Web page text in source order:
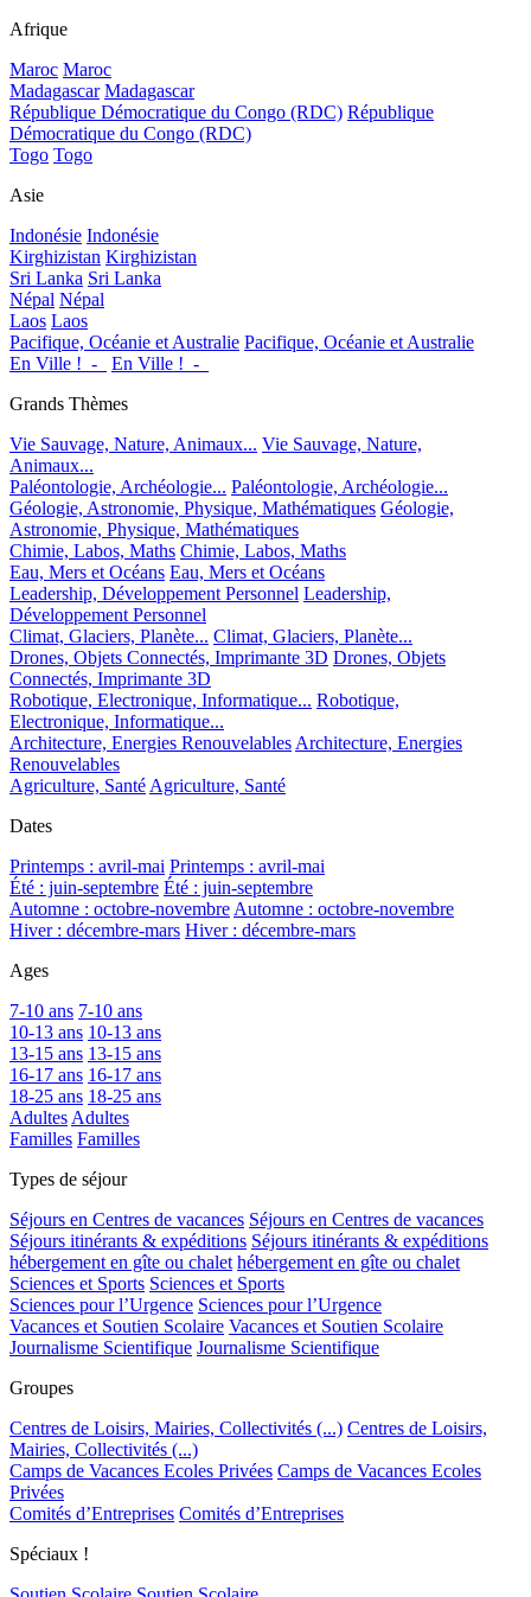
Afrique
Maroc Maroc
Madagascar Madagascar
République Démocratique du Congo (RDC) République
Démocratique du Congo (RDC)
Togo Togo
Asie
Indonésie Indonésie
Kirghizistan Kirghizistan
Sri Lanka Sri Lanka
Népal Népal
Laos Laos
Pacifique, Océanie et Australie Pacifique, Océanie et Australie
En Ville !_-_
En Ville !_-_
Grands Thèmes
Vie Sauvage, Nature, Animaux... Vie Sauvage, Nature,
Animaux...
Paléontologie, Archéologie... Paléontologie, Archéologie...
Géologie, Astronomie, Physique, Mathématiques Géologie,
Astronomie, Physique, Mathématiques
Chimie, Labos, Maths Chimie, Labos, Maths
Eau, Mers et Océans Eau, Mers et Océans
Leadership, Développement Personnel Leadership,
Développement Personnel
Climat, Glaciers, Planète... Climat, Glaciers, Planète...
Drones, Objets Connectés, Imprimante 3D Drones, Objets
Connectés, Imprimante 3D
Robotique, Electronique, Informatique... Robotique,
Electronique, Informatique...
Architecture, Energies Renouvelables Architecture, Energies
Renouvelables
Agriculture, Santé Agriculture, Santé
Dates
Printemps : avril-mai Printemps : avril-mai
Été : juin-septembre Été : juin-septembre
Automne : octobre-novembre Automne : octobre-novembre
Hiver : décembre-mars Hiver : décembre-mars
Ages
7-10 ans 7-10 ans
10-13 ans 10-13 ans
13-15 ans 13-15 ans
16-17 ans 16-17 ans
18-25 ans 18-25 ans
Adultes Adultes
Familles Familles
Types de séjour
Séjours en Centres de vacances Séjours en Centres de vacances
Séjours itinérants & expéditions Séjours itinérants & expéditions
hébergement en gîte ou chalet hébergement en gîte ou chalet
Sciences et Sports Sciences et Sports
Sciences pour l’Urgence Sciences pour l’Urgence
Vacances et Soutien Scolaire Vacances et Soutien Scolaire
Journalisme Scientifique Journalisme Scientifique
Groupes
Centres de Loisirs, Mairies, Collectivités (...) Centres de Loisirs,
Mairies, Collectivités (...)
Camps de Vacances Ecoles Privées Camps de Vacances Ecoles
Privées
Comités d’Entreprises Comités d’Entreprises
Spéciaux !